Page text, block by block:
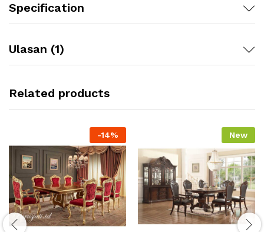
Specification
Ulasan (1)
Related products
-14% New